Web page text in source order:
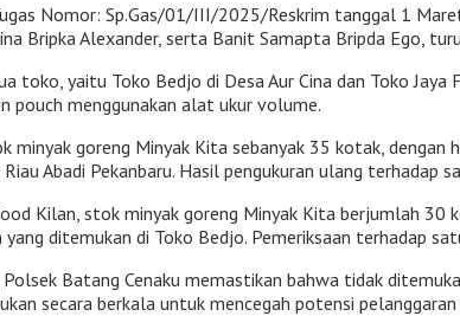
Nomor: Sp.Gas/01/III/2025/Reskrim tanggal 1
Bripka Alexander, serta Banit Samapta Bripda Ego,
toko, yaitu Toko Bedjo di Desa Aur Cina dan Toko
pouch menggunakan alat ukur volume.
minyak goreng Minyak Kita sebanyak 35 kotak,
Abadi Pekanbaru. Hasil pengukuran ulang
Kilan, stok minyak goreng Minyak Kita berjumlah
ditemukan di Toko Bedjo. Pemeriksaan terhadap
Polsek Batang Cenaku memastikan bahwa tidak
secara berkala untuk mencegah potensi